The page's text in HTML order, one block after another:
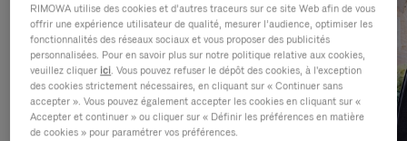
RIMOWA utilise des cookies et d’autres traceurs sur ce site Web afin de vous
offrir une expérience utilisateur de qualité, mesurer l’audience, optimiser les
fonctionnalités des réseaux sociaux et vous proposer des publicités
personnalisées. Pour en savoir plus sur notre politique relative aux cookies,
veuillez cliquer ici. Vous pouvez refuser le dépôt des cookies, à l'exception
des cookies strictement nécessaires, en cliquant sur « Continuer sans
accepter ». Vous pouvez également accepter les cookies en cliquant sur «
Accepter et continuer » ou cliquer sur « Définir les préférences en matière
de cookies » pour paramétrer vos préférences.